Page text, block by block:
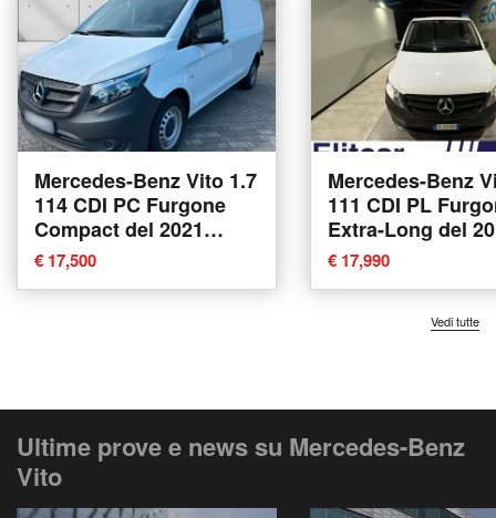
Mercedes-Benz Vito 1.7
114 CDI PC Furgone
Compact del 2021
usata
€ 17,500
Mercedes-Benz
111 CDI PL
Extra-Long del
usata a Magenta
€ 17,990
Vedi tutte
Ultime prove e news su Mercedes-Benz
Vito